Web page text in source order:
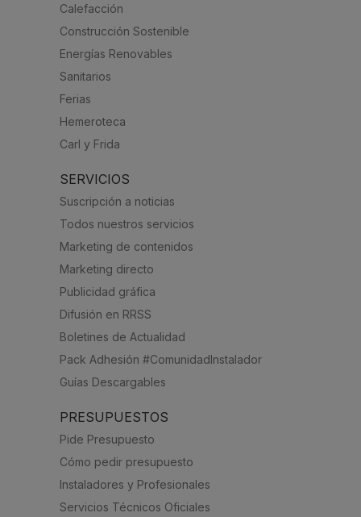
Calefacción
Construcción Sostenible
Energías Renovables
Sanitarios
Ferias
Hemeroteca
Carl y Frida
SERVICIOS
Suscripción a noticias
Todos nuestros servicios
Marketing de contenidos
Marketing directo
Publicidad gráfica
Difusión en RRSS
Boletines de Actualidad
Pack Adhesión #ComunidadInstalador
Guías Descargables
PRESUPUESTOS
Pide Presupuesto
Cómo pedir presupuesto
Instaladores y Profesionales
Servicios Técnicos Oficiales